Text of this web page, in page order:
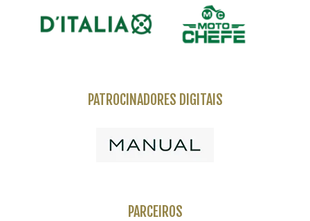
PATROCINADORES DIGITAIS
PARCEIROS